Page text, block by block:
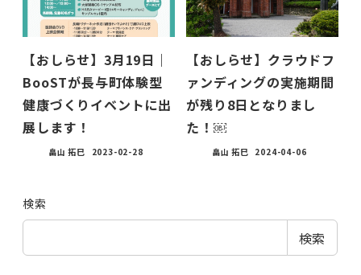
【おしらせ】3月19日｜
BooSTが長与町体験型
健康づくりイベントに出
展します！
畠山 拓巳 2023-02-28
【おしらせ】クラウドフ
ァンディングの実施期間
が残り8日となりまし
た！￼
畠山 拓巳 2024-04-06
検索
検索